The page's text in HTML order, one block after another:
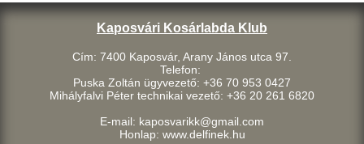
Kaposvári Kosárlabda Klub
Cím: 7400 Kaposvár, Arany János utca 97.
Telefon:
Puska Zoltán ügyvezető: +36 70 953 0427
Mihályfalvi Péter technikai vezető: +36 20 261 6820
E-mail: kaposvarikk@gmail.com
Honlap: www.delfinek.hu